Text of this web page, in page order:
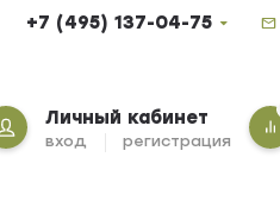
+7 (495) 137-04-75
Личный кабинет
вход регистрация